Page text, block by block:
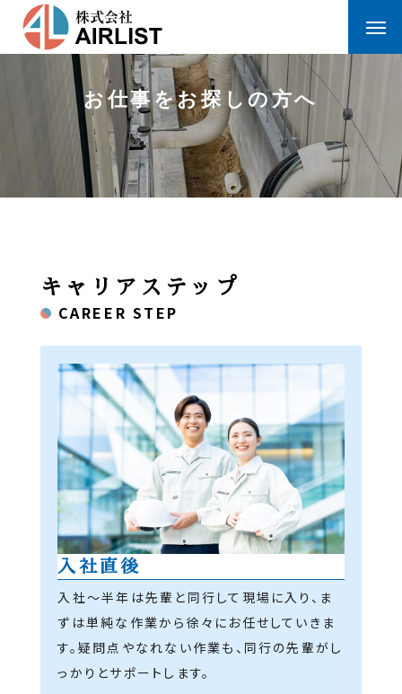
お仕事をお探しの方へ
CAREER STEP
キャリアステップ
入社直後
入社～半年は先輩と同行して現場に入り、ま
ずは単純な作業から徐々にお任せしていきま
す。疑問点やなれない作業も、同行の先輩がし
っかりとサポートします。